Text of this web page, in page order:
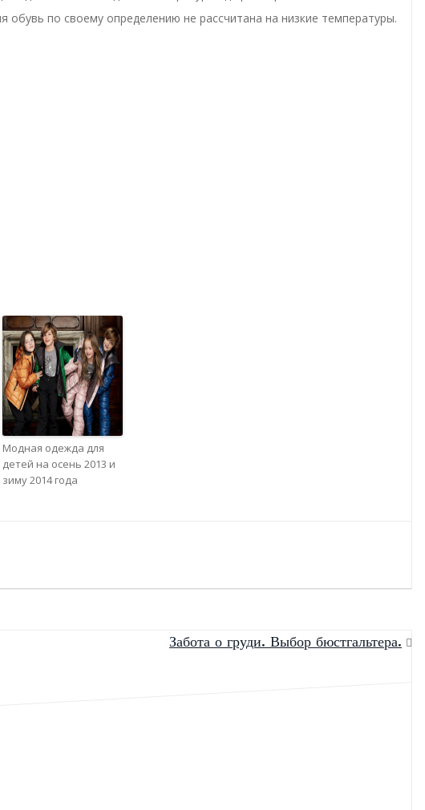
по своему определению не рассчитана на низкие температуры.
Модная одежда для
детей на осень 2013 и
зиму 2014 года
Забота о груди. Выбор бюстгальтера.